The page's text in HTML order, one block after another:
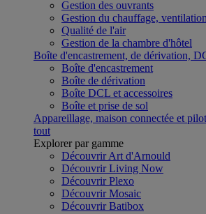
Gestion des ouvrants
Gestion du chauffage,
Qualité de l'air
Gestion de la chambre d'hôtel
Boîte d'encastrement, de dérivation,
Boîte d'encastrement
Boîte de dérivation
Boîte DCL et accessoires
Boîte et prise de sol
Appareillage, maison connectée et
tout
Explorer par gamme
Découvrir Art d'Arnould
Découvrir Living Now
Découvrir Plexo
Découvrir Mosaic
Découvrir Batibox